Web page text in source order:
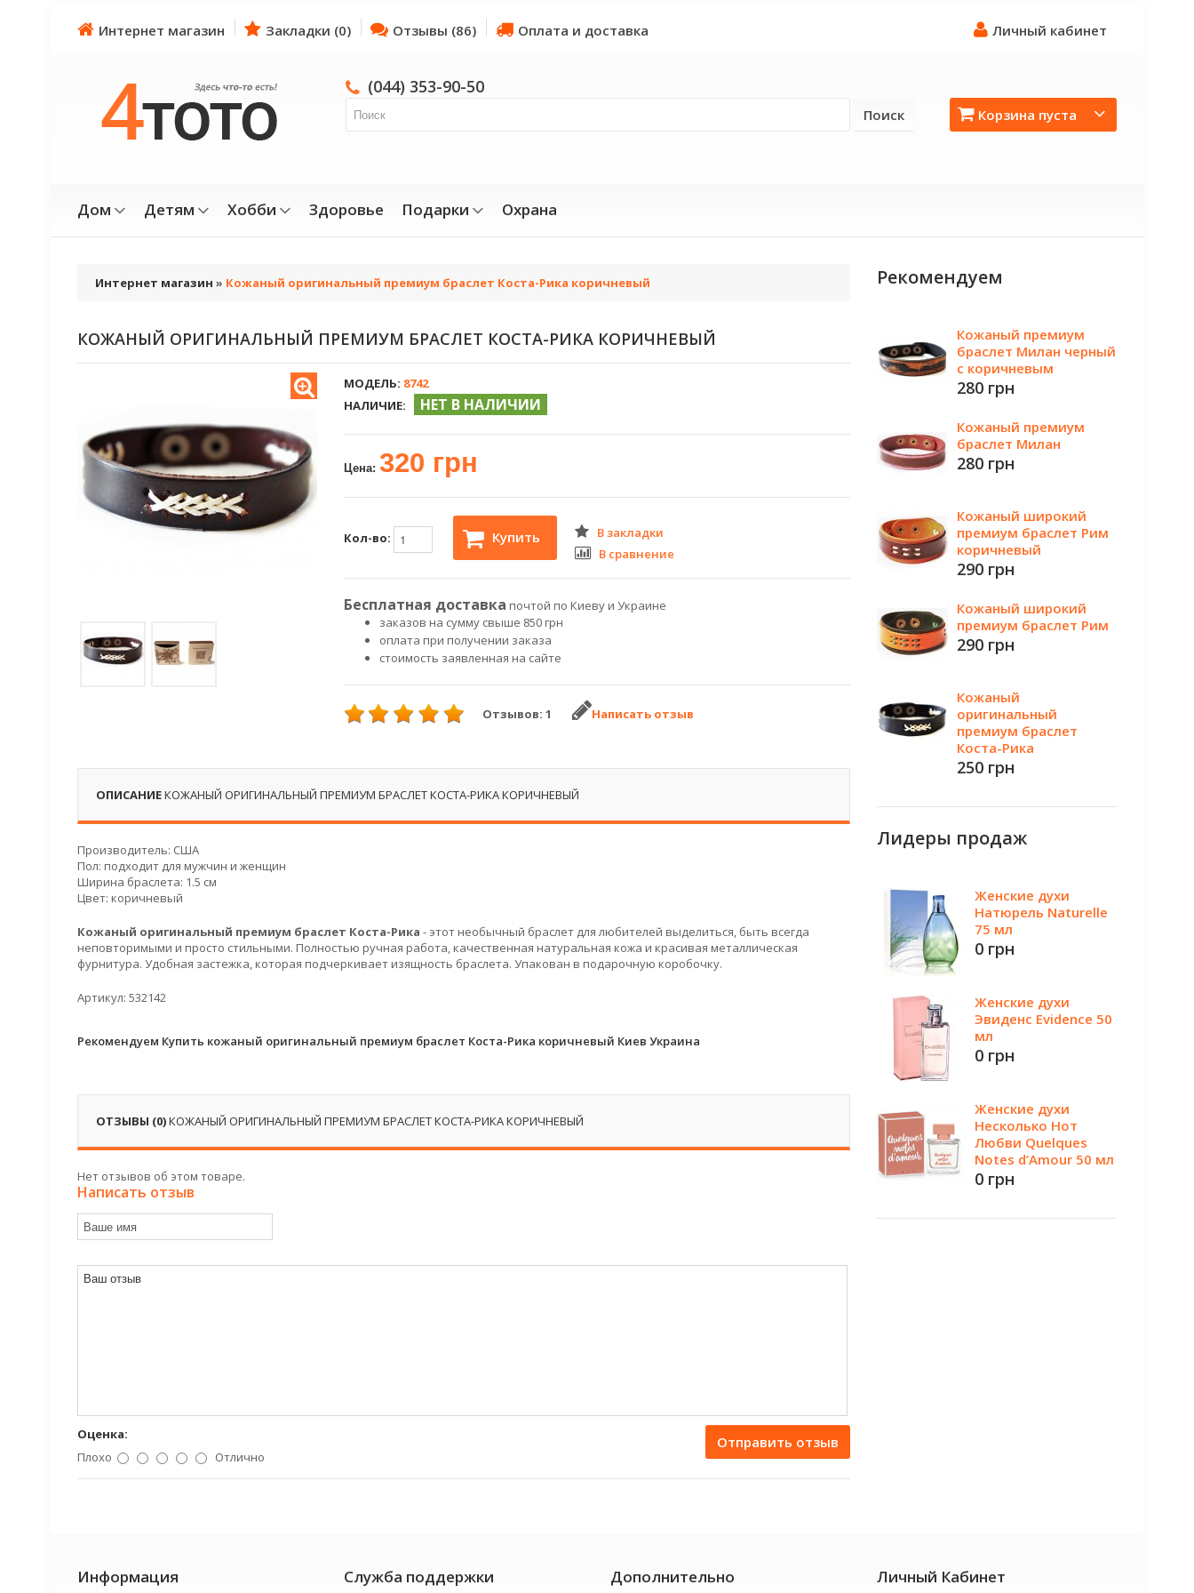
Интернет магазин Закладки (0) Отзывы (86) Оплата и доставка Личный кабинет
Корзина пуста
(044) 353-90-50
Поиск
Дом Детям Хобби Здоровье Подарки Охрана
Интернет магазин » Кожаный оригинальный премиум браслет Коста-Рика коричневый
КОЖАНЫЙ ОРИГИНАЛЬНЫЙ ПРЕМИУМ БРАСЛЕТ КОСТА-РИКА КОРИЧНЕВЫЙ
МОДЕЛЬ: 8742
НАЛИЧИЕ:
НЕТ В НАЛИЧИИ
Цена: 320 грн
Кол-во: Купить
В закладки
В сравнение
Бесплатная доставка почтой по Киеву и Украине
заказов на сумму свыше 850 грн
оплата при получении заказа
стоимость заявленная на сайте
Отзывов: 1 Написать отзыв
ОПИСАНИЕКОЖАНЫЙ ОРИГИНАЛЬНЫЙ ПРЕМИУМ БРАСЛЕТ КОСТА-РИКА КОРИЧНЕВЫЙ
Производитель: США
Пол: подходит для мужчин и женщин
Ширина браслета: 1.5 см
Цвет: коричневый
Кожаный оригинальный премиум браслет Коста-Рика - этот необычный браслет для любителей выделиться, быть всегда
неповторимыми и просто стильными. Полностью ручная работа, качественная натуральная кожа и красивая металлическая
фурнитура. Удобная застежка, которая подчеркивает изящность браслета. Упакован в подарочную коробочку.
Артикул: 532142
Рекомендуем Купить кожаный оригинальный премиум браслет Коста-Рика коричневый Киев Украина
ОТЗЫВЫ (0)КОЖАНЫЙ ОРИГИНАЛЬНЫЙ ПРЕМИУМ БРАСЛЕТ КОСТА-РИКА КОРИЧНЕВЫЙ
Нет отзывов об этом товаре.
Написать отзыв
Отправить отзыв
Оценка:
Плохо
Отлично
Рекомендуем
Кожаный премиум
браслет Милан черный
с коричневым
280 грн
Кожаный премиум
браслет Милан
280 грн
Кожаный широкий
премиум браслет Рим
коричневый
290 грн
Кожаный широкий
премиум браслет Рим
290 грн
Кожаный
оригинальный
премиум браслет
Коста-Рика
250 грн
Лидеры продаж
Женские духи
Натюрель Naturelle
75 мл
0 грн
Женские духи
Эвиденс Evidence 50
мл
0 грн
Женские духи
Несколько Нот
Любви Quelques
Notes d’Amour 50 мл
0 грн
Информация Служба поддержки Дополнительно Личный Кабинет